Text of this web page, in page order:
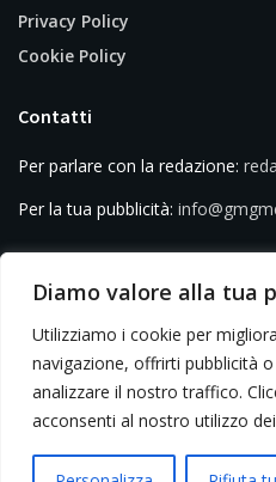
Diamo valore alla tua
Utilizziamo i cookie per
navigazione, offrirti pubblicità
analizzare il nostro traffico.
acconsenti al nostro utilizzo
Privacy Policy
Cookie Policy
Contatti
Per parlare con la redazione:
Per la tua pubblicità:
© 2026 GMG Media Company Di
03234710642 | C.F: